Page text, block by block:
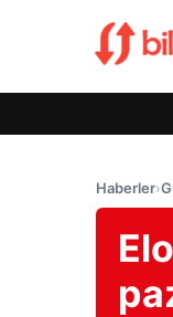
Haberler›